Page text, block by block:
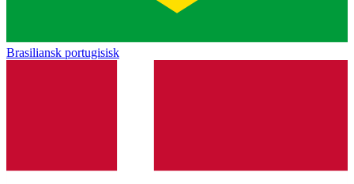
Brasiliansk portugisisk